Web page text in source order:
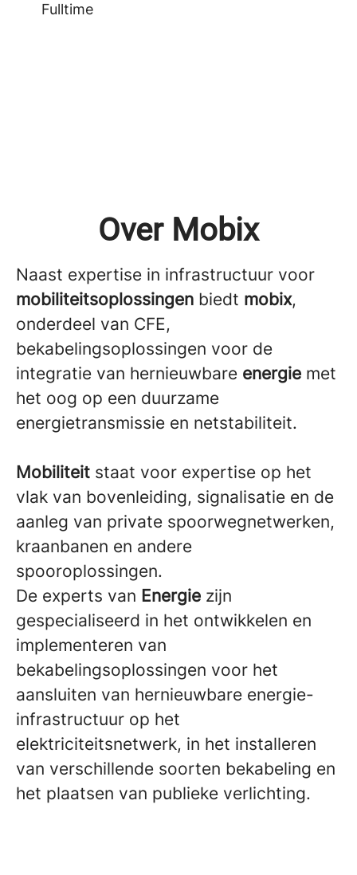
Fulltime
Over Mobix
Naast expertise in infrastructuur voor
mobiliteitsoplossingen biedt mobix,
onderdeel van CFE,
bekabelingsoplossingen voor de
integratie van hernieuwbare energie met
het oog op een duurzame
energietransmissie en netstabiliteit.
Mobiliteit staat voor expertise op het
vlak van bovenleiding, signalisatie en de
aanleg van private spoorwegnetwerken,
kraanbanen en andere
spooroplossingen.
De experts van Energie zijn
gespecialiseerd in het ontwikkelen en
implementeren van
bekabelingsoplossingen voor het
aansluiten van hernieuwbare energie-
infrastructuur op het
elektriciteitsnetwerk, in het installeren
van verschillende soorten bekabeling en
het plaatsen van publieke verlichting.